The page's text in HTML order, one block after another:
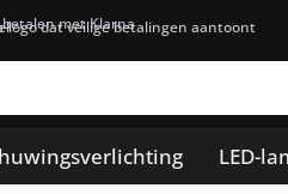
betalen met Klarna
LED-